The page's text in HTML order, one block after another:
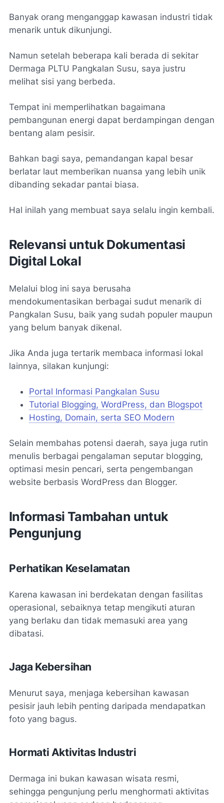
Banyak orang menganggap kawasan industri tidak
menarik untuk dikunjungi.
Namun setelah beberapa kali berada di sekitar
Dermaga PLTU Pangkalan Susu, saya justru
melihat sisi yang berbeda.
Tempat ini memperlihatkan bagaimana
pembangunan energi dapat berdampingan dengan
bentang alam pesisir.
Bahkan bagi saya, pemandangan kapal besar
berlatar laut memberikan nuansa yang lebih unik
dibanding sekadar pantai biasa.
Hal inilah yang membuat saya selalu ingin kembali.
Relevansi untuk Dokumentasi
Digital Lokal
Melalui blog ini saya berusaha
mendokumentasikan berbagai sudut menarik di
Pangkalan Susu, baik yang sudah populer maupun
yang belum banyak dikenal.
Jika Anda juga tertarik membaca informasi lokal
lainnya, silakan kunjungi:
Portal Informasi Pangkalan Susu
Tutorial Blogging, WordPress, dan Blogspot
Hosting, Domain, serta SEO Modern
Selain membahas potensi daerah, saya juga rutin
menulis berbagai pengalaman seputar blogging,
optimasi mesin pencari, serta pengembangan
website berbasis WordPress dan Blogger.
Informasi Tambahan untuk
Pengunjung
Perhatikan Keselamatan
Karena kawasan ini berdekatan dengan fasilitas
operasional, sebaiknya tetap mengikuti aturan
yang berlaku dan tidak memasuki area yang
dibatasi.
Jaga Kebersihan
Menurut saya, menjaga kebersihan kawasan
pesisir jauh lebih penting daripada mendapatkan
foto yang bagus.
Hormati Aktivitas Industri
Dermaga ini bukan kawasan wisata resmi,
sehingga pengunjung perlu menghormati aktivitas